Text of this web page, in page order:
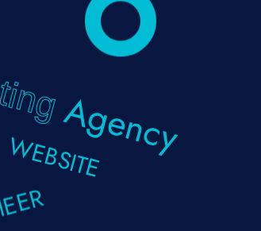
Conversie Optimalisatie
Agency
WEBSITE